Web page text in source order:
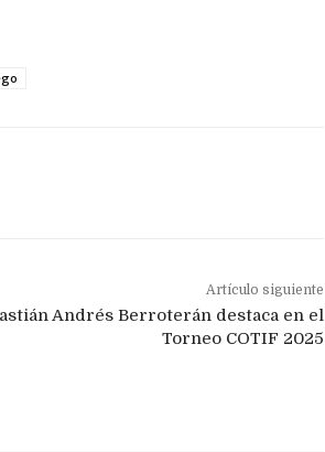
Artículo siguiente
Andrés Berroterán destaca en el
Torneo COTIF 2025